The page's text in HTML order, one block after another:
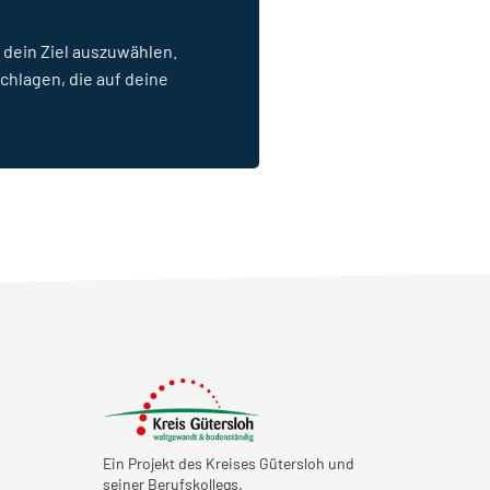
Ziel auszuwählen.
die auf deine
Ein Projekt des Kreises Gütersloh und
seiner Berufskollegs.